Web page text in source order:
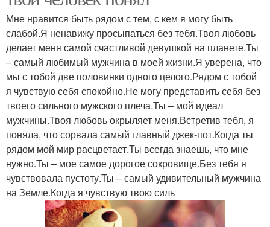
Мне нравится быть рядом с тем, с кем я могу быть
слабой.Я ненавижу просыпаться без тебя.Твоя любовь
делает меня самой счастливой девушкой на планете.Ты
– самый любимый мужчина в моей жизни.Я уверена, что
мы с тобой две половинки одного целого.Рядом с тобой
я чувствую себя спокойно.Не могу представить себя без
твоего сильного мужского плеча.Ты – мой идеал
мужчины.Твоя любовь окрыляет меня.Встретив тебя, я
поняла, что сорвала самый главный джек-пот.Когда ты
рядом мой мир расцветает.Ты всегда знаешь, что мне
нужно.Ты – мое самое дорогое сокровище.Без тебя я
чувствовала пустоту.Ты – самый удивительный мужчина
на Земле.Когда я чувствую твою силь